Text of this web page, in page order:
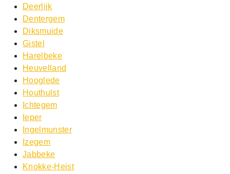
Deerlijk
Dentergem
Diksmuide
Gistel
Harelbeke
Heuvelland
Hooglede
Houthulst
Ichtegem
Ieper
Ingelmunster
Izegem
Jabbeke
Knokke-Heist